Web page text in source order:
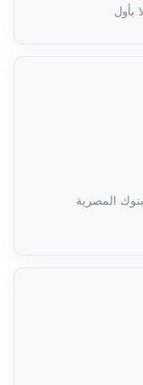
بأول
المصرية